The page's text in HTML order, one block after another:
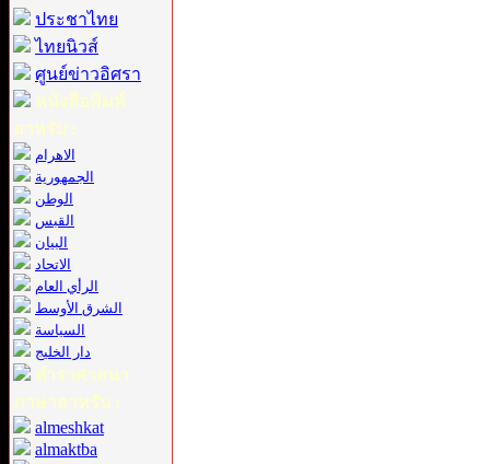
ประชาไทย
ไทยนิวส์
ศูนย์ข่าวอิศรา
หนังสือพิมพ์
อาหรับ :
الاهرام
الجمهورية
الوطن
القبس
البيان
الاتحاد
الرأي العام
الشرق الأوسط
السياسة
دار الخليج
ตำราศาสนา
ภาษาอาหรับ :
almeshkat
almaktba